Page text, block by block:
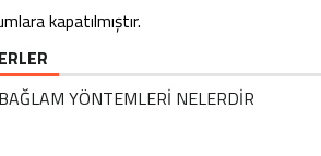
kapatılmıştır.